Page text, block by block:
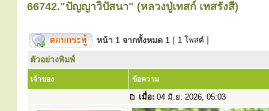
66742."ปัญญาวิปัสนา" (หลวงปู่เทสก์ เทสรังสี)
หน้า 1 จากทั้งหมด 1 [ 1 โพสต์ ]
ตัวอย่างพิมพ์
เจ้าของ ข้อความ
เมื่อ: 04 มิ.ย. 2026, 05:03